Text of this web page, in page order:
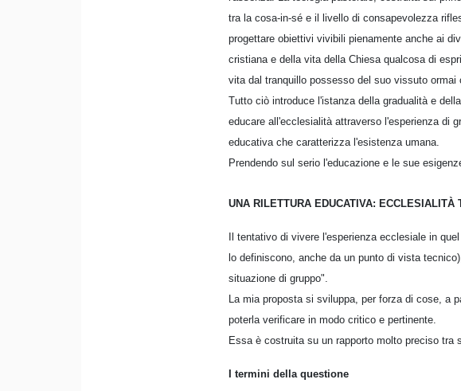
tra la cosa-in-sé e il livello di consapevolezza
progettare obiettivi vivibili pienamente anche ai
cristiana e della vita della Chiesa qualcosa di
vita dal tranquillo possesso del suo vissuto ormai
Tutto ciò introduce l'istanza della gradualità e
educare all'ecclesialità attraverso l'esperienza di
educativa che caratterizza l'esistenza umana.
Prendendo sul serio l'educazione e le sue
UNA RILETTURA EDUCATIVA:
Il tentativo di vivere l'esperienza ecclesiale in
lo definiscono, anche da un punto di vista
situazione di gruppo".
La mia proposta si sviluppa, per forza di cose, a
poterla verificare in modo critico e pertinente.
Essa è costruita su un rapporto molto preciso tra
I termini della questione